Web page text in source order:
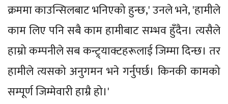
क्रममा काउन्सिलबाट भनिएको हुन्छ,' उनले भने, 'हामीले
काम लिए पनि सबै काम हामीबाट सम्भव हुँदैन। त्यसैले
हाम्रो कम्पनीले सब कन्ट्र्याक्टहरूलाई जिम्‍मा दिन्छ। तर
हामीले त्यसको अनुगमन भने गर्नुपर्छ। किनकी कामको
सम्पूर्ण जिम्मेवारी हाम्रै हो।'